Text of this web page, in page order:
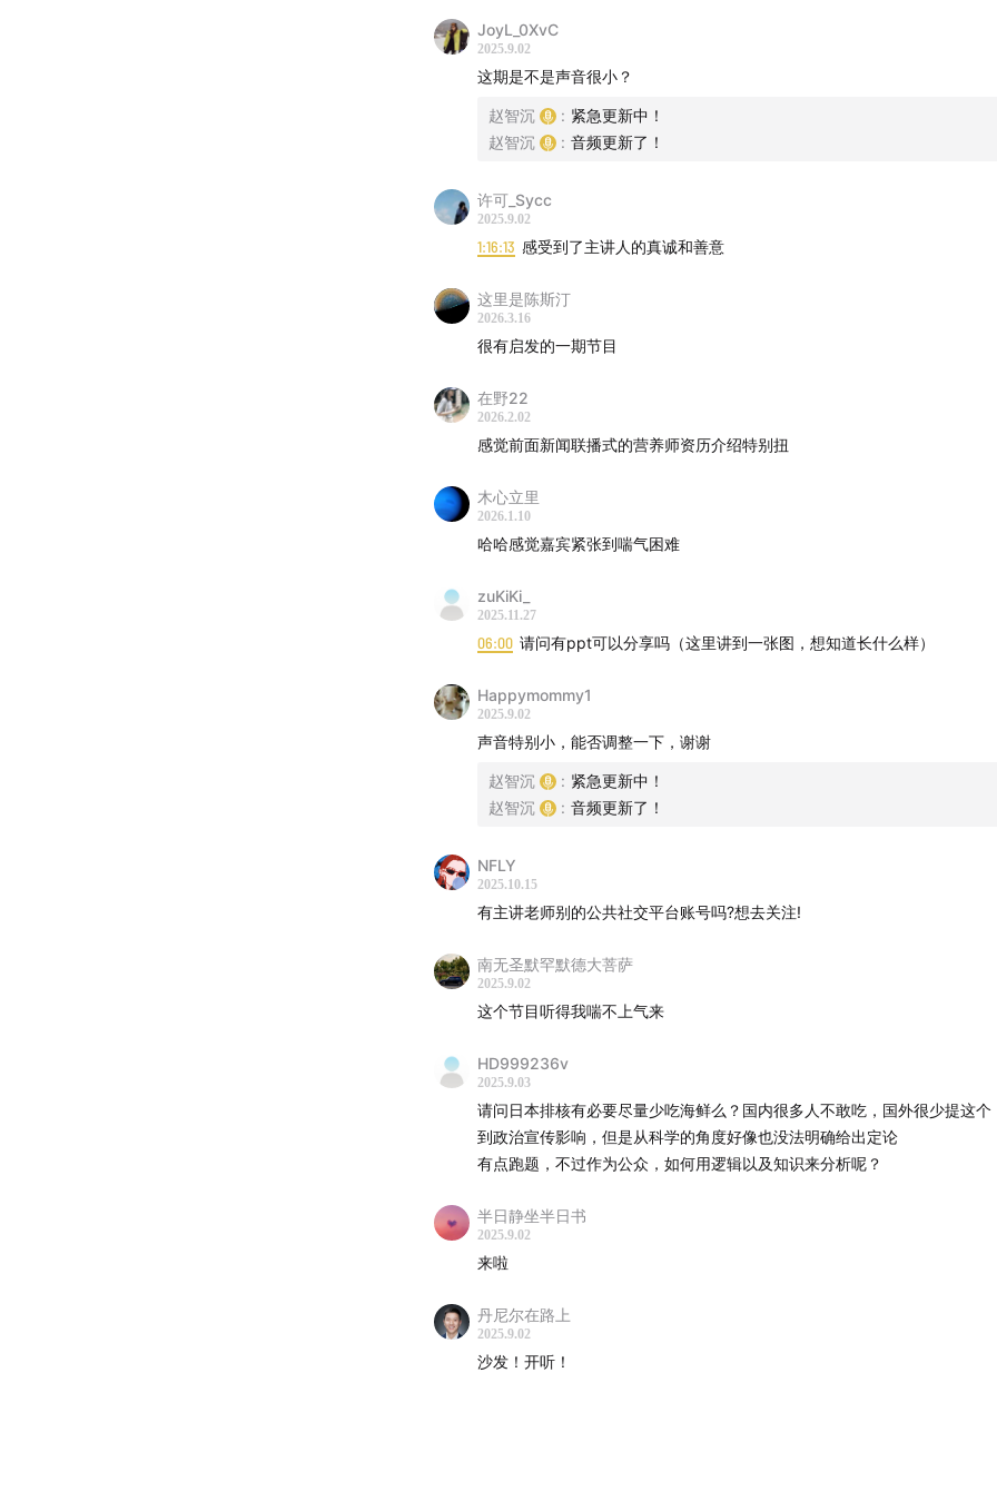
26:43低碳水化合物与低脂饮食的世纪之争
42:55Q&A：低碳对女性生理期影响，在美国什么情况下可以看营养师
菌、保健品（维生素D、鱼油等）
02:10Viewing human-food relationships through the lens of
diets
05:10Deep dive into gluten-free diets: What is gluten, the medical
26:43
42:55Q&A: Effects of low-carb diets on menstrual cycles, when
etc.)
65:12The complexity of nutrition research and the powerful
of the food industry
【我们是谁 The Who】
选修课 Universus 是一档分享和探讨泛文化话题的中文播客，脱胎于
办的纽约文化沙龙。我们力求引发对学科方法和视角的认知和思考，而
知识的传递。我们在组织活动的过程中积累了一些经验和人脉，尝试打
的博雅教育，并在播客中拓展这样的探索。我们希望审视和反抗无意识
训与随波逐流。我们希望冷酷地剖析自己的偏见，热忱地拥抱多元视角
的好奇而非代餐式的猎奇。话题可以轻松，方法力求严肃。在《选修课
们互相映照，唤醒失落的维度。
主讲：
张千惠 Jera Zhang: 美国注册营养师，纽约市立大学亨特学院营养与
选修课 Universus is a Chinese-language podcast created by the
people who founded the New York Chinese Cultural Salon (纽约文
龙）in 2013.The past decade of organizing events and talks put us
who have left school. We strive to go beyond merely transmitting
knowledge to reflecting on complex topics using cross-disciplinary
and to embrace diverse schools of thought. Our goal is to help
professionals resist becoming just a tool of production, and to
JoyL_0XvC
2025.9.02
这期是不是声音很小？
赵智沉 : 紧急更新中！
赵智沉
: 音频更新了！
许可_Sycc
2025.9.02
1:16:13 感受到了主讲人的真诚和善意
这里是陈斯汀
2026.3.16
很有启发的一期节目
在野22
2026.2.02
感觉前面新闻联播式的营养师资历介绍特别扭
木心立里
2026.1.10
哈哈感觉嘉宾紧张到喘气困难
zuKiKi_
2025.11.27
06:00 请问有ppt可以分享吗（这里讲到一张图，想知道长什么样）
Happymommy1
2025.9.02
声音特别小，能否调整一下，谢谢
赵智沉 : 紧急更新中！
赵智沉
: 音频更新了！
NFLY
2025.10.15
有主讲老师别的公共社交平台账号吗?想去关注!
南无圣默罕默德大菩萨
2025.9.02
这个节目听得我喘不上气来
HD999236v
2025.9.03
请问日本排核有必要尽量少吃海鲜么？国内很多人不敢吃，国外很少提这个
到政治宣传影响，但是从科学的角度好像也没法明确给出定论
有点跑题，不过作为公众，如何用逻辑以及知识来分析呢？
半日静坐半日书
2025.9.02
来啦
丹尼尔在路上
2025.9.02
沙发！开听！